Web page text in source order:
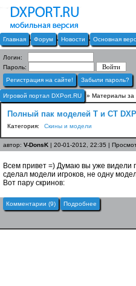
Главная Форум Новости Основная
Логин:
Пароль:
Регистрация на сайте!
Забыли пароль?
Игровой портал DXPort.RU » Материалы за
Полный пак моделей T и CT
Категория: Скины и модели
автор: V-DonsK | 20-01-2012, 22:35 |
Всем привет =) Думаю вы уже видели
сделал модели игроков, не одну
Вот пару скринов:
Комментарии (9) Подробнее